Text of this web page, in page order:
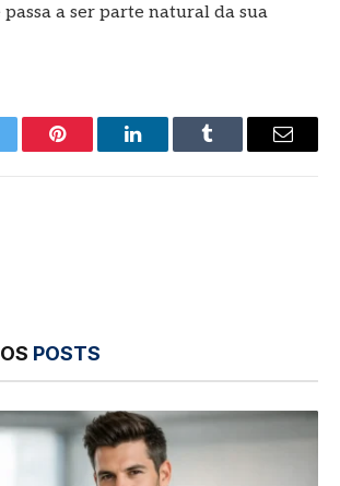
a ser parte natural da sua
Pinterest LinkedInTumblr
E-
POSTS